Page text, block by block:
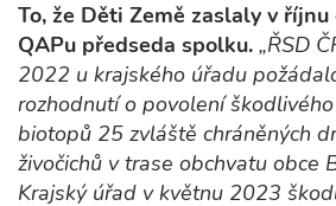
To, že Děti Země zaslaly v
QAPu předseda spolku. „ŘSD
2022 u krajského úřadu
rozhodnutí o povolení
biotopů 25 zvláště chráněných
živočichů v trase obchvatu obce
Krajský úřad v květnu 2023